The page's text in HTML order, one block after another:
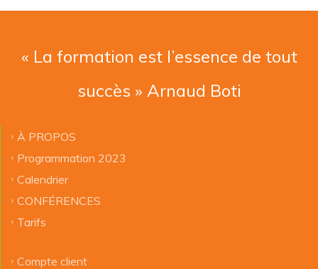
« La formation est l’essence de tout
succès » Arnaud Boti
À PROPOS
Programmation 2023
Calendrier
CONFÉRENCES
Tarifs
Compte client